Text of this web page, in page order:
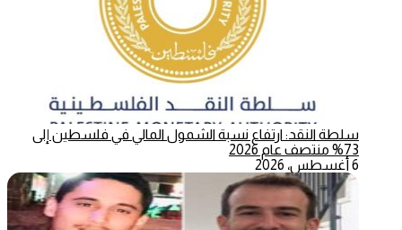
سلطة النقد: ارتفاع نسبة الشمول المالي في فلسطين إلى
73% منتصف عام 2026
6 أغسطس، 2026